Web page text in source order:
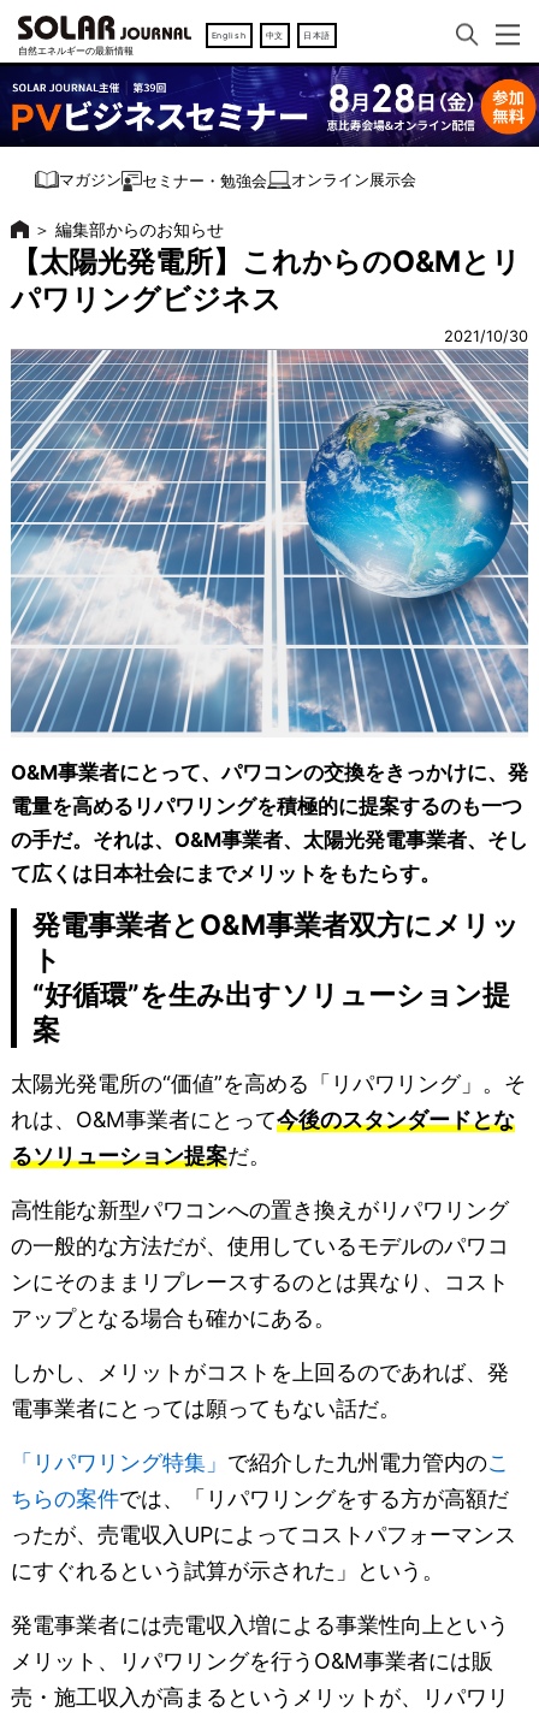
English 中文 日本語
マガジン セミナー・勉強会 オンライン展示会
＞ 編集部からのお知らせ
【太陽光発電所】これからのO&Mとリ
パワリングビジネス
2021/10/30
O&M事業者にとって、パワコンの交換をきっかけに、発
電量を高めるリパワリングを積極的に提案するのも一つ
の手だ。それは、O&M事業者、太陽光発電事業者、そし
て広くは日本社会にまでメリットをもたらす。
発電事業者とO&M事業者双方にメリッ
ト
“好循環”を生み出すソリューション提
案
太陽光発電所の“価値”を高める「リパワリング」。そ
れは、O&M事業者にとって今後のスタンダードとな
るソリューション提案だ。
高性能な新型パワコンへの置き換えがリパワリング
の一般的な方法だが、使用しているモデルのパワコ
ンにそのままリプレースするのとは異なり、コスト
アップとなる場合も確かにある。
しかし、メリットがコストを上回るのであれば、発
電事業者にとっては願ってもない話だ。
「リパワリング特集」 で紹介した九州電力管内のこ
ちらの案件では、「リパワリングをする方が高額だ
ったが、売電収入UPによってコストパフォーマンス
にすぐれるという試算が示された」という。
発電事業者には売電収入増による事業性向上という
メリット、リパワリングを行うO&M事業者には販
売・施工収入が高まるというメリットが、リパワリ